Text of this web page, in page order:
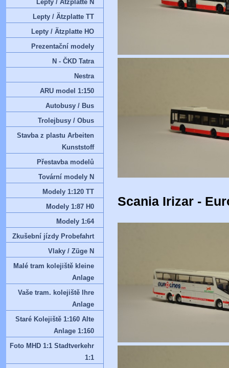
Scania Irizar -
Lepty / Ätzplatte N
Lepty / Ätzplatte TT
Lepty / Ätzplatte HO
Prezentační modely
N - ČKD Tatra
Nestra
ARU model 1:150
Autobusy / Bus
Trolejbusy / Obus
Stavba z plastu Arbeiten
Kunststoff
Přestavba modelů
Tovární modely N
Modely 1:120 TT
Modely 1:87 H0
Modely 1:64
Zkušební jízdy Probefahrt
Vlaky / Züge N
Malé tram kolejiště kleine
Anlage
Vaše tram. kolejiště Ihre
Anlage
Staré Kolejiště 1:160 Alte
Anlage 1:160
Foto MHD 1:1 Stadtverkehr
1:1